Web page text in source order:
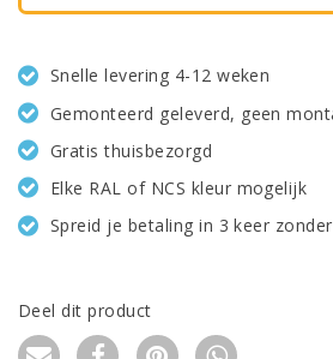
Snelle levering 4-12 weken
Gemonteerd geleverd, geen
Gratis thuisbezorgd
Elke RAL of NCS kleur mogelijk
Spreid je betaling in 3 keer
Deel dit product